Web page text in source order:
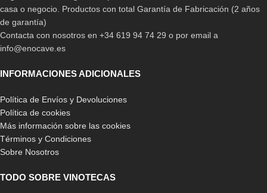
casa o negocio. Productos con total Garantía de Fabricación (2 años
de garantía)
Contacta con nosotros en +34 619 94 74 29 o por email a
info@enocave.es
INFORMACIONES ADICIONALES
Política de Envíos y Devoluciones
Política de cookies
Más información sobre las cookies
Términos y Condiciones
Sobre Nosotros
TODO SOBRE VINOTECAS